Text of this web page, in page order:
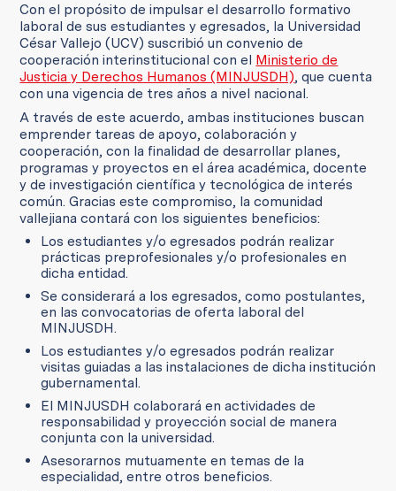
Con el propósito de impulsar el desarrollo formativo
laboral de sus estudiantes y egresados, la Universidad
César Vallejo (UCV) suscribió un convenio de
cooperación interinstitucional con el Ministerio de
Justicia y Derechos Humanos (MINJUSDH), que cuenta
con una vigencia de tres años a nivel nacional.
A través de este acuerdo, ambas instituciones buscan
emprender tareas de apoyo, colaboración y
cooperación, con la finalidad de desarrollar planes,
programas y proyectos en el área académica, docente
y de investigación científica y tecnológica de interés
común. Gracias este compromiso, la comunidad
vallejiana contará con los siguientes beneficios:
Los estudiantes y/o egresados podrán realizar
prácticas preprofesionales y/o profesionales en
dicha entidad.
Se considerará a los egresados, como postulantes,
en las convocatorias de oferta laboral del
MINJUSDH.
Los estudiantes y/o egresados podrán realizar
visitas guiadas a las instalaciones de dicha institución
gubernamental.
El MINJUSDH colaborará en actividades de
responsabilidad y proyección social de manera
conjunta con la universidad.
Asesorarnos mutuamente en temas de la
especialidad, entre otros beneficios.